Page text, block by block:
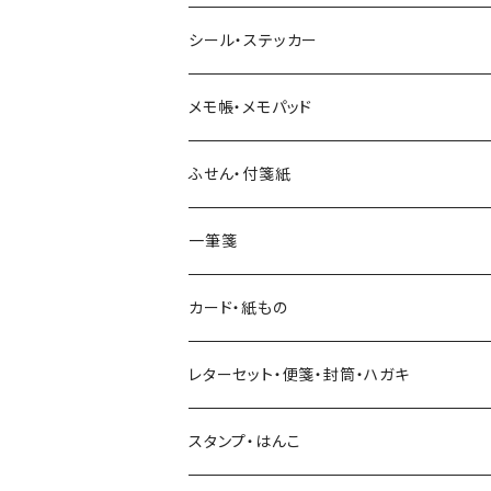
ヨハク
和紙
透明クリア
Hutte paper works （プロペラスタジオ）
ネクタイ
透明クリアテープ
柄・モチーフで選ぶ（マステ）
いちご・ストロベリー
フルーツ・野菜
マインドウェイブ
水縞
シール・ステッカー
フレークシール
パピアプラッツ（作家もの）
ヨハク
ステッカーシール
マインドウェイブ
田村美紀
立体シール
メモ帳・メモパッド
ヨハク
HUTTE PAPER WORKS
表現社（作家もの）
星燈社
古川紙工
ふせん・付箋紙
ヨハク
HUTTE PAPER WORKS
古川紙工
表現社（作家もの）
一筆箋
カード・紙もの
レターセット・便箋・封筒・ハガキ
古川紙工
スタンプ・はんこ